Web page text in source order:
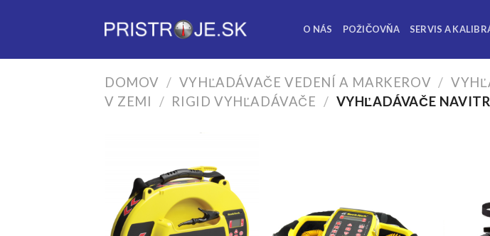
O NÁS POŽIČOVŇA SERVIS A
DOMOV / VYHĽADÁVAČE VEDENÍ A MARKEROV /
V ZEMI
/ RIGID VYHĽADÁVAČE / VYHĽADÁVAČE